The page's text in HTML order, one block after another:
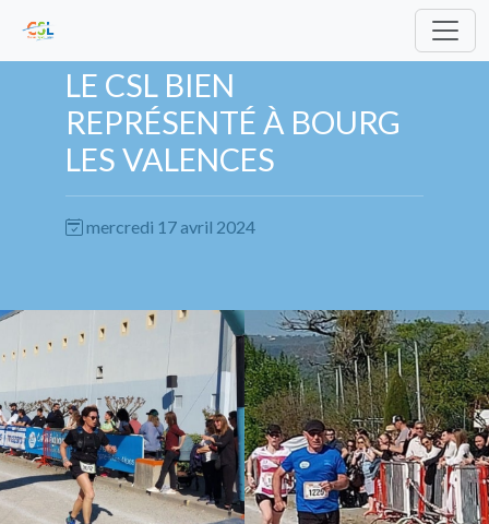
LE CSL BIEN
REPRÉSENTÉ À BOURG
LES VALENCES
mercredi 17 avril 2024